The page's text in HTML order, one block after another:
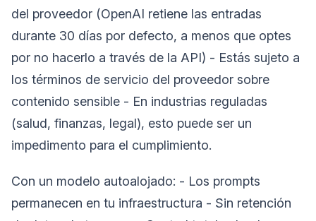
del proveedor (OpenAI retiene las entradas
durante 30 días por defecto, a menos que optes
por no hacerlo a través de la API) - Estás sujeto a
los términos de servicio del proveedor sobre
contenido sensible - En industrias reguladas
(salud, finanzas, legal), esto puede ser un
impedimento para el cumplimiento.
Con un modelo autoalojado: - Los prompts
permanecen en tu infraestructura - Sin retención